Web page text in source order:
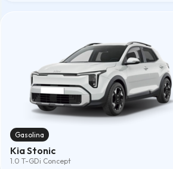
Gasolina
Kia Stonic
1.0 T-GDi Concept